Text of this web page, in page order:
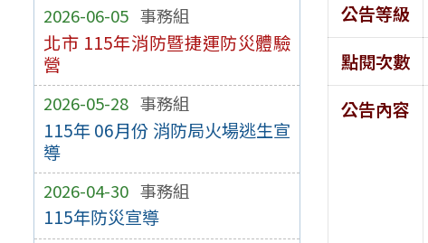
2026-06-05 事務組
北市 115年消防暨捷運防災體驗
營
2026-05-28 事務組
115年 06月份 消防局火場逃生宣
導
2026-04-30 事務組
115年防災宣導
公告等級
點閱次數
公告內容